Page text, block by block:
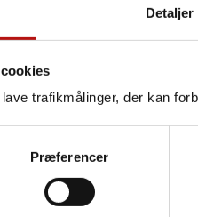
Detaljer
trafikmålinger, der kan
Præferencer